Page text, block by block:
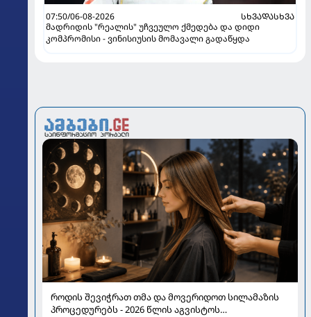
07:50/06-08-2026
ᲡᲮᲕᲐᲓᲐᲡᲮᲕᲐ
მადრიდის "რეალის" უჩვეულო ქმედება და დიდი
კომპრომისი - ვინისიუსის მომავალი გადაწყდა
როდის შევიჭრათ თმა და მოვერიდოთ სილამაზის
პროცედურებს - 2026 წლის აგვისტოს